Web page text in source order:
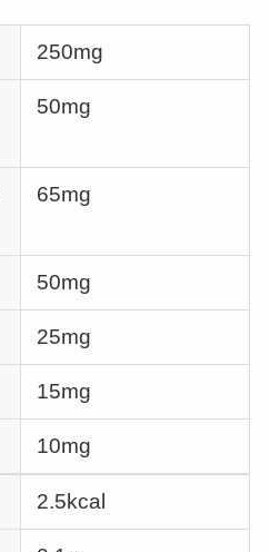
250mg
50mg
65mg
50mg
25mg
15mg
10mg
2.5kcal